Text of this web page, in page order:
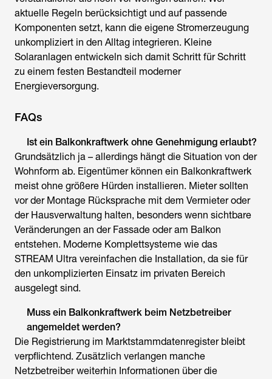
aktuelle Regeln berücksichtigt und auf passende
Komponenten setzt, kann die eigene Stromerzeugung
unkompliziert in den Alltag integrieren. Kleine
Solaranlagen entwickeln sich damit Schritt für Schritt
zu einem festen Bestandteil moderner
Energieversorgung.
FAQs
Ist ein Balkonkraftwerk ohne Genehmigung erlaubt?
Grundsätzlich ja – allerdings hängt die Situation von der
Wohnform ab. Eigentümer können ein Balkonkraftwerk
meist ohne größere Hürden installieren. Mieter sollten
vor der Montage Rücksprache mit dem Vermieter oder
der Hausverwaltung halten, besonders wenn sichtbare
Veränderungen an der Fassade oder am Balkon
entstehen. Moderne Komplettsysteme wie das
STREAM Ultra vereinfachen die Installation, da sie für
den unkomplizierten Einsatz im privaten Bereich
ausgelegt sind.
Muss ein Balkonkraftwerk beim Netzbetreiber
angemeldet werden?
Die Registrierung im Marktstammdatenregister bleibt
verpflichtend. Zusätzlich verlangen manche
Netzbetreiber weiterhin Informationen über die